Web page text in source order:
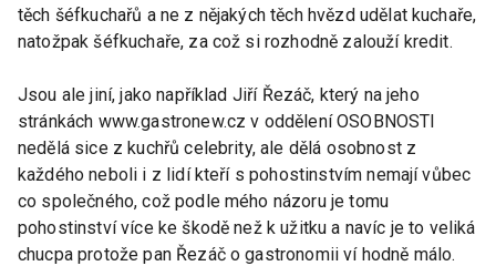
těch šéfkuchařů a ne z nějakých těch hvězd udělat kuchaře,
natožpak šéfkuchaře, za což si rozhodně zalouží kredit.
Jsou ale jiní, jako například Jiří Řezáč, který na jeho
stránkách www.gastronew.cz v oddělení OSOBNOSTI
nedělá sice z kuchřů celebrity, ale dělá osobnost z
každého neboli i z lidí kteří s pohostinstvím nemají vůbec
co společného, což podle mého názoru je tomu
pohostinství více ke škodě než k užitku a navíc je to veliká
chucpa protože pan Řezáč o gastronomii ví hodně málo.